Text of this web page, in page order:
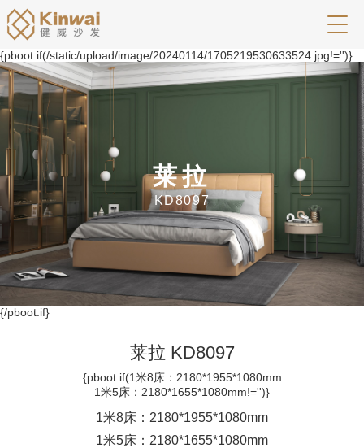
{pboot:if(/static/upload/image/20240114/1705219530633524.jpg!='')}
莱拉
KD8097
{/pboot:if}
莱拉 KD8097
{pboot:if(1米8床：2180*1955*1080mm
1米5床：2180*1655*1080mm!='')}
1米8床：2180*1955*1080mm
1米5床：2180*1655*1080mm